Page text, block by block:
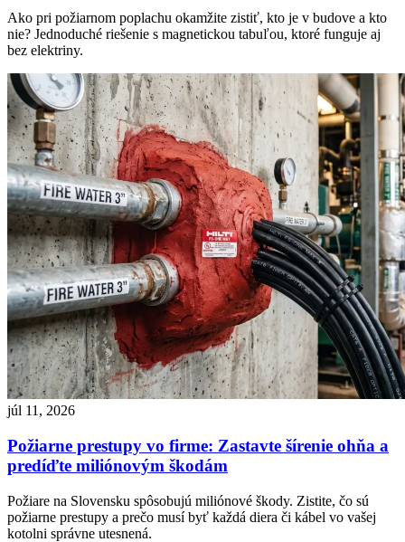
Ako pri požiarnom poplachu okamžite zistiť, kto je v budove a kto
nie? Jednoduché riešenie s magnetickou tabuľou, ktoré funguje aj
bez elektriny.
júl 11, 2026
Požiarne prestupy vo firme: Zastavte šírenie ohňa a
predíďte miliónovým škodám
Požiare na Slovensku spôsobujú miliónové škody. Zistite, čo sú
požiarne prestupy a prečo musí byť každá diera či kábel vo vašej
kotolni správne utesnená.